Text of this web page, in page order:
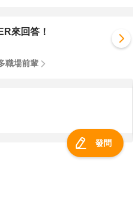
來回答！
職場前輩
發問